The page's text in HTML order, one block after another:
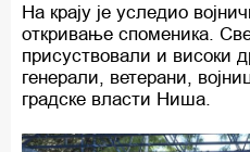
На крају је уследио
откривање споменика.
присуствовали и високи
генерали, ветерани,
градске власти Ниша.